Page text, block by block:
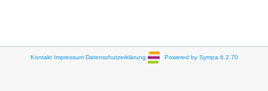
Kontakt Impressum Datenschutzerklärung Powered by Sympa 6.2.70